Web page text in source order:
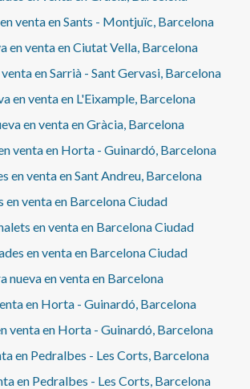
venta en Sants - Montjuïc, Barcelona
en venta en Ciutat Vella, Barcelona
en Sarrià - Sant Gervasi, Barcelona
en venta en L'Eixample, Barcelona
en venta en Gràcia, Barcelona
venta en Horta - Guinardó, Barcelona
en venta en Sant Andreu, Barcelona
en venta en Barcelona Ciudad
en venta en Barcelona Ciudad
en venta en Barcelona Ciudad
nueva en venta en Barcelona
en Horta - Guinardó, Barcelona
venta en Horta - Guinardó, Barcelona
en Pedralbes - Les Corts, Barcelona
en Pedralbes - Les Corts, Barcelona